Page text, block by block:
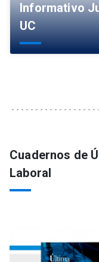
Informativo
UC
Cuadernos de
Laboral